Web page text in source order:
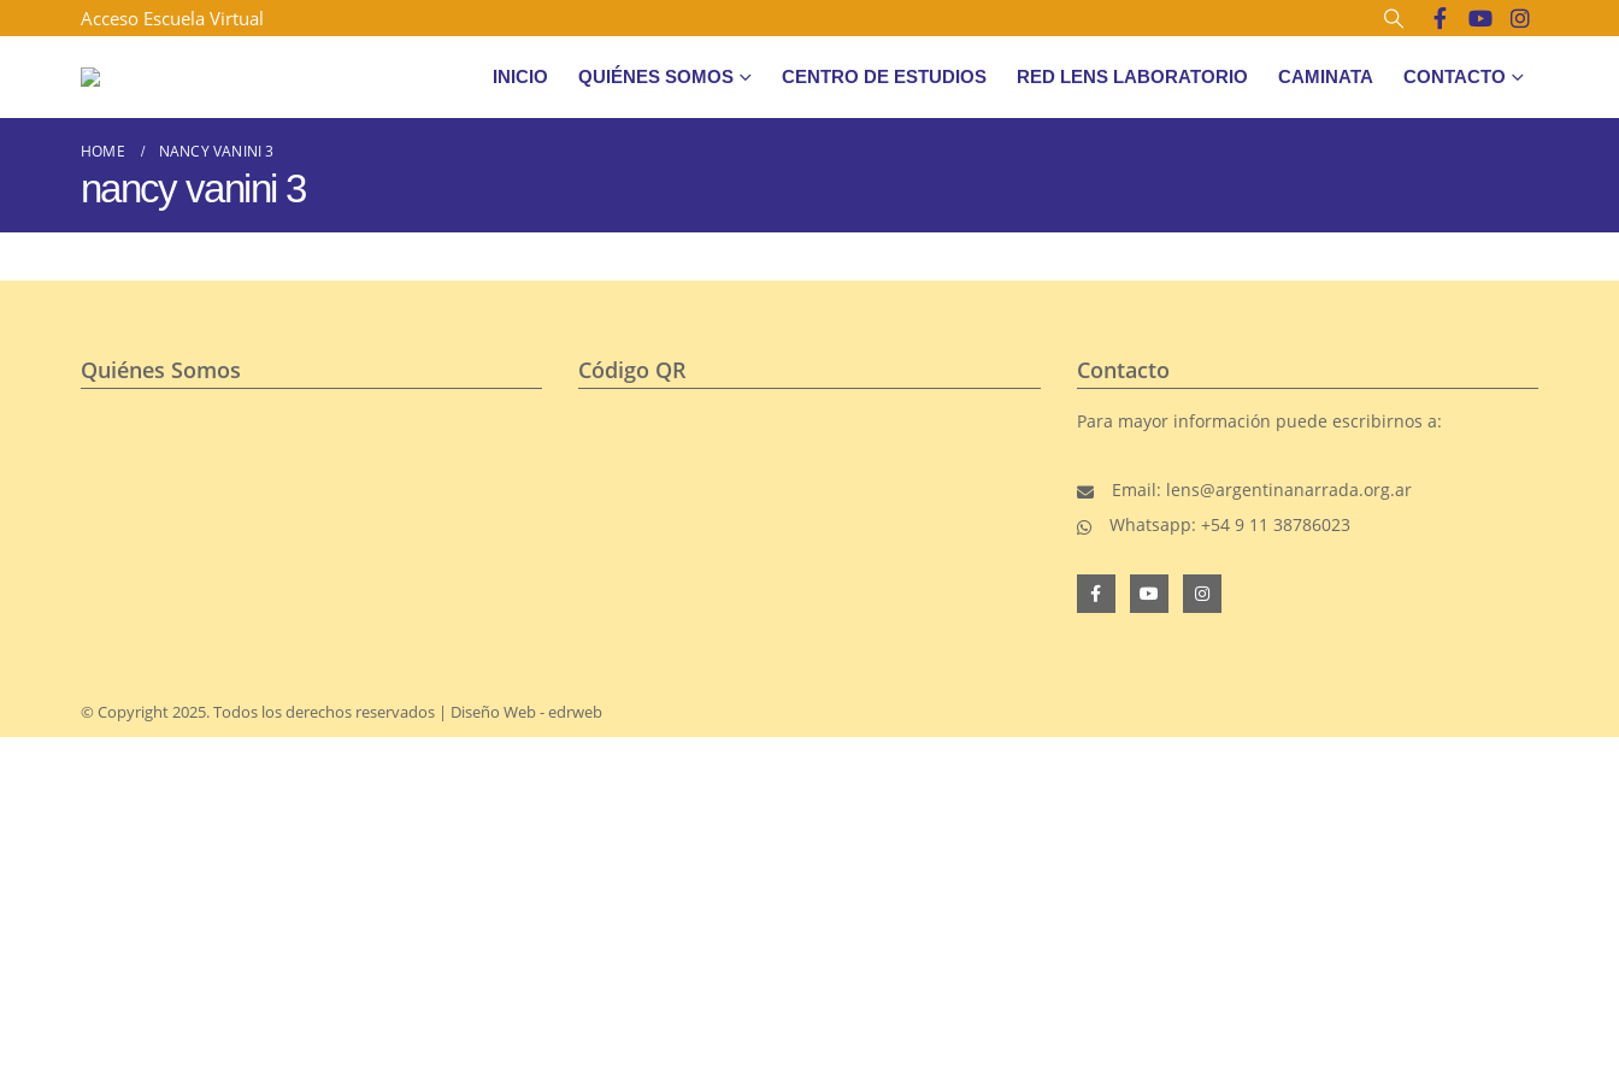
Acceso Escuela Virtual
INICIO QUIÉNES SOMOS CENTRO DE ESTUDIOS RED LENS LABORATORIO CAMINATA CONTACTO
HOME NANCY VANINI 3
nancy vanini 3
Quiénes Somos Código QR Contacto
Para mayor información puede escribirnos a:
Email: lens@argentinanarrada.org.ar
Whatsapp: +54 9 11 38786023
© Copyright 2025. Todos los derechos reservados | Diseño Web -edrweb